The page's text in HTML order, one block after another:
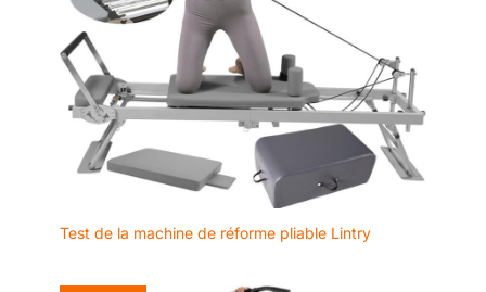
Test de la machine de réforme pliable Lintry